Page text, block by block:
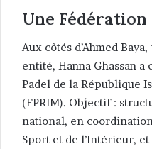
Une Fédération
Aux côtés d’Ahmed
entité, Hanna Ghassan
Padel de la République
(FPRIM). Objectif :
national, en
Sport et de l’Intérieur,